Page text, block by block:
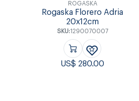
ROGASKA
Rogaska Florero Adria
20x12cm
SKU:1290070007
US$ 280.00